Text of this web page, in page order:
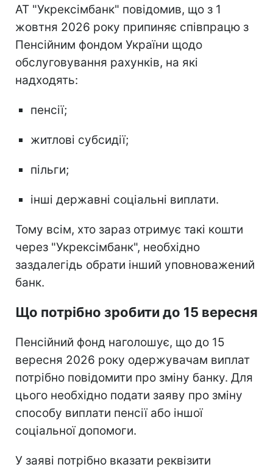
АТ "Укрексімбанк" повідомив, що з 1
жовтня 2026 року припиняє співпрацю з
Пенсійним фондом України щодо
обслуговування рахунків, на які
надходять:
пенсії;
житлові субсидії;
пільги;
інші державні соціальні виплати.
Тому всім, хто зараз отримує такі кошти
через "Укрексімбанк", необхідно
заздалегідь обрати інший уповноважений
банк.
Що потрібно зробити до 15 вересня
Пенсійний фонд наголошує, що до 15
вересня 2026 року одержувачам виплат
потрібно повідомити про зміну банку. Для
цього необхідно подати заяву про зміну
способу виплати пенсії або іншої
соціальної допомоги.
У заяві потрібно вказати реквізити